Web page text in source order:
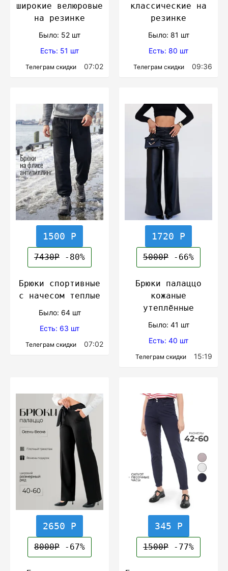
широкие велюровые
на резинке
Было: 52 шт
Есть: 51 шт
Телеграм скидки 07:02
классические на
резинке
Было: 81 шт
Есть: 80 шт
Телеграм скидки 09:36
1500 Р
7430Р -80%
Брюки спортивные
с начесом теплые
Было: 64 шт
Есть: 63 шт
Телеграм скидки 07:02
1720 Р
5000Р -66%
Брюки палаццо
кожаные
утеплённые
Было: 41 шт
Есть: 40 шт
Телеграм скидки 15:19
2650 Р
8000Р -67%
345 Р
1500Р -77%